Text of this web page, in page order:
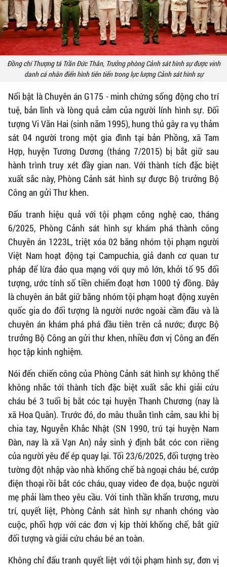
Đồng chí Thượng tá Trần Đức Thân, Trưởng phòng Cảnh sát hình sự được vinh
danh cá nhân điển hình tiên tiến trong lực lượng Cảnh sát hình sự
Nổi bật là Chuyên án G175 - minh chứng sống động cho trí
tuệ, bản lĩnh và lòng quả cảm của người lính hình sự. Đối
tượng Vi Văn Hai (sinh năm 1995), hung thủ gây ra vụ thảm
sát 04 người trong một gia đình tại bản Phồng, xã Tam
Hợp, huyện Tương Dương (tháng 7/2015) bị bắt giữ sau
hành trình truy xét đầy gian nan. Với thành tích đặc biệt
xuất sắc này, Phòng Cảnh sát hình sự được Bộ trưởng Bộ
Công an gửi Thư khen.
Đấu tranh hiệu quả với tội phạm công nghệ cao, tháng
6/2025, Phòng Cảnh sát hình sự khám phá thành công
Chuyên án 1223L, triệt xóa 02 băng nhóm tội phạm người
Việt Nam hoạt động tại Campuchia, giả danh cơ quan tư
pháp để lừa đảo qua mạng với quy mô lớn, khởi tố 95 đối
tượng, ước tính số tiền chiếm đoạt hơn 1000 tỷ đồng. Đây
là chuyên án bắt giữ băng nhóm tội phạm hoạt động xuyên
quốc gia do đối tượng là người nước ngoài cầm đầu và là
chuyên án khám phá phá đầu tiên trên cả nước; được Bộ
trưởng Bộ Công an gửi thư khen, nhiều đơn vị Công an đến
học tập kinh nghiệm.
Nói đến chiến công của Phòng Cảnh sát hình sự không thể
không nhắc tới thành tích đặc biệt xuất sắc khi giải cứu
cháu bé 3 tuổi bị bắt cóc tại huyện Thanh Chương (nay là
xã Hoa Quân). Trước đó, do mâu thuẫn tình cảm, sau khi bị
chia tay, Nguyễn Khắc Nhật (SN 1990, trú tại huyện Nam
Đàn, nay là xã Vạn An) nảy sinh ý định bắt cóc con riêng
của người yêu để ép quay lại. Tối 23/6/2025, đối tượng trèo
tường đột nhập vào nhà khống chế bà ngoại cháu bé, cướp
điện thoại rồi bắt cóc cháu, quay video đe dọa, buộc người
mẹ phải làm theo yêu cầu. Với tinh thần khẩn trương, mưu
trí, quyết liệt, Phòng Cảnh sát hình sự nhanh chóng vào
cuộc, phối hợp với các đơn vị kịp thời khống chế, bắt giữ
đối tượng và giải cứu cháu bé an toàn.
Không chỉ đấu tranh quyết liệt với tội phạm hình sự, đơn vị